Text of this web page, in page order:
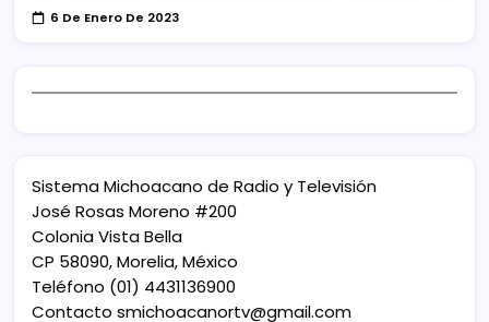
6 De Enero De 2023
Sistema Michoacano de Radio y Televisión
José Rosas Moreno #200
Colonia Vista Bella
CP 58090, Morelia, México
Teléfono (01) 4431136900
Contacto smichoacanortv@gmail.com